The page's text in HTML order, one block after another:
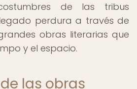
de las tribus
perdura a través de
obras literarias que
y el espacio.
las obras